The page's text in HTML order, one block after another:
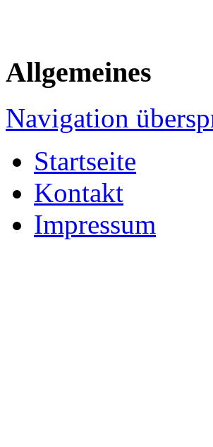
Allgemeines
Navigation
Startseite
Kontakt
Impressum